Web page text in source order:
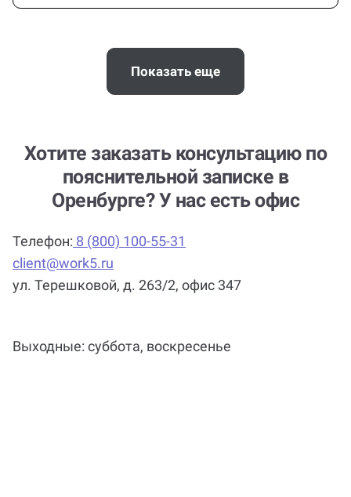
Как работает гарантия?
Помощь с услугой Пояснительная
по Пояснительной записке)?
записке на Work5?
Показать еще
Хотите заказать консультацию по
пояснительной записке в
Оренбурге? У нас есть офис
Телефон: 8 (800) 100-55-31
client@work5.ru
ул. Терешковой, д. 263/2, офис 347
Выходные: суббота, воскресенье